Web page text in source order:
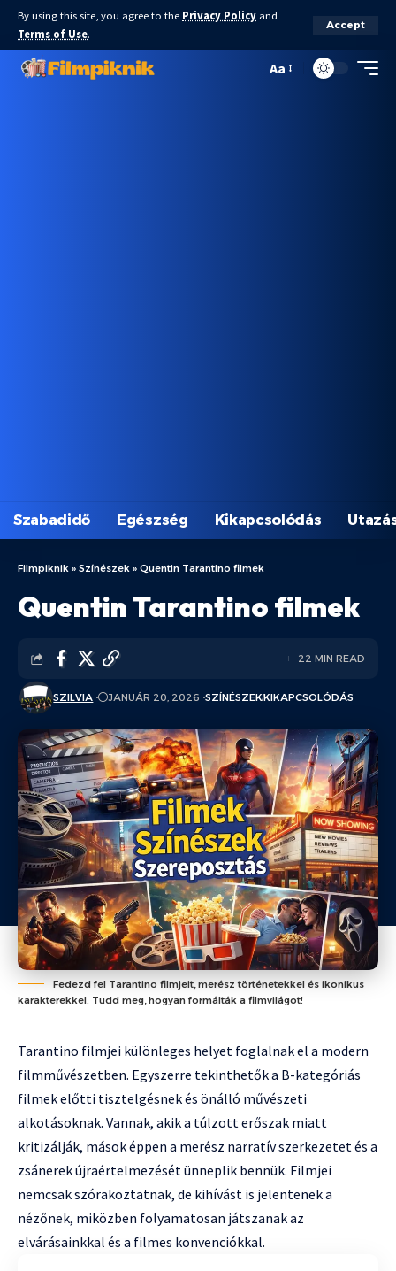
By using this site, you agree to the Privacy Policy and
Terms of Use.
Accept
Aa
Szabadidő Egészség Kikapcsolódás
Filmpiknik » Színészek » Quentin Tarantino filmek
Quentin Tarantino filmek
SZILVIA JANUÁR 20, 2026 SZÍNÉSZEKKIKAPCSOLÓDÁS
22 MIN READ
Fedezd fel Tarantino filmjeit, merész történetekkel és ikonikus
karakterekkel. Tudd meg, hogyan formálták a filmvilágot!
Tarantino filmjei különleges helyet foglalnak el a modern
filmművészetben. Egyszerre tekinthetők a B-kategóriás
filmek előtti tisztelgésnek és önálló művészeti
alkotásoknak. Vannak, akik a túlzott erőszak miatt
kritizálják, mások éppen a merész narratív szerkezetet és a
zsánerek újraértelmezését ünneplik bennük. Filmjei
nemcsak szórakoztatnak, de kihívást is jelentenek a
nézőnek, miközben folyamatosan játszanak az
elvárásainkkal és a filmes konvenciókkal.